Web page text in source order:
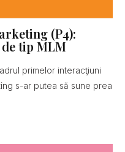
(P4):
tip MLM
primelor interacţiuni
s-ar putea să sune prea